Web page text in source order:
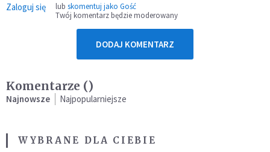
Zaloguj się lub skomentuj jako Gość
Twój komentarz będzie moderowany
DODAJ KOMENTARZ
Komentarze ()
Najnowsze Najpopularniejsze
WYBRANE DLA CIEBIE